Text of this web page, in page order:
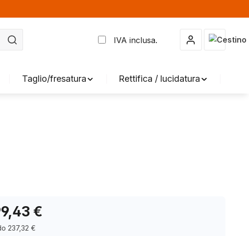
IVA inclusa.
Il
Taglio/fresatura Rettifica / lucidatura
€
237,32 €